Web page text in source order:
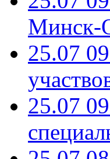
Минск-
25.07
25.07